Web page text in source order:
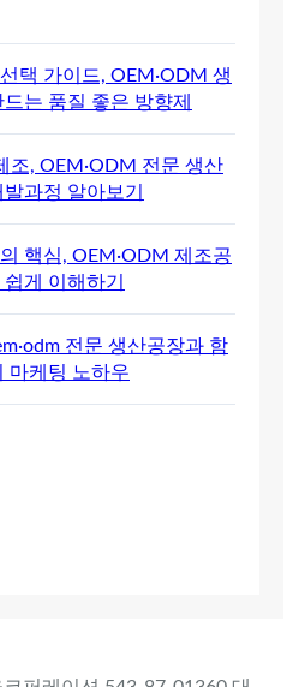
택 가이드, OEM·ODM 생
는 품질 좋은 방향제
조, OEM·ODM 전문 생산
과정 알아보기
핵심, OEM·ODM 제조공
게 이해하기
전문 생산공장과 함
마케팅 노하우